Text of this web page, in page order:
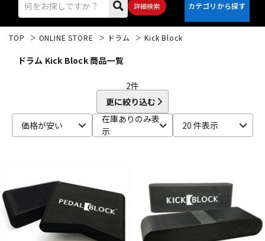
詳細検索
パーカッション
キーボード 電子ピアノ
TOP ONLINE STORE ドラム Kick Block
ドラム Kick Block 商品一覧
2件
更に絞り込む
価格が安い
在庫ありのみ表
示
20 件表示